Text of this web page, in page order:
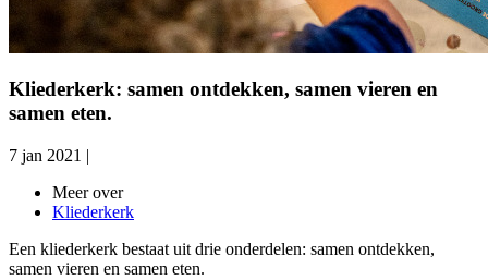
Kliederkerk: samen ontdekken, samen vieren en
samen eten.
7 jan 2021 |
Meer over
Kliederkerk
Een kliederkerk bestaat uit drie onderdelen: samen ontdekken,
samen vieren en samen eten.